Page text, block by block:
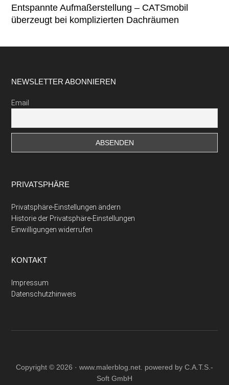
Entspannte Aufmaßerstellung – CATSmobil
überzeugt bei komplizierten Dachräumen
Footer
NEWSLETTER ABONNIEREN
Email
PRIVATSPHÄRE
Privatsphäre-Einstellungen ändern
Historie der Privatsphäre-Einstellungen
Einwilligungen widerrufen
KONTAKT
Impressum
Datenschutzhinweis
Copyright © 2026 · www.malerblog.net . powered by C.A.T.S.-
Soft GmbH